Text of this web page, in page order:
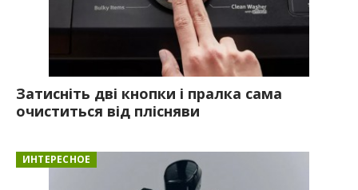
Затисніть дві кнопки і пралка сама
очиститься від плісняви
ИНТЕРЕСНОЕ